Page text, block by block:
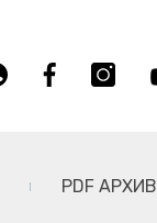
PDF АРХИВ